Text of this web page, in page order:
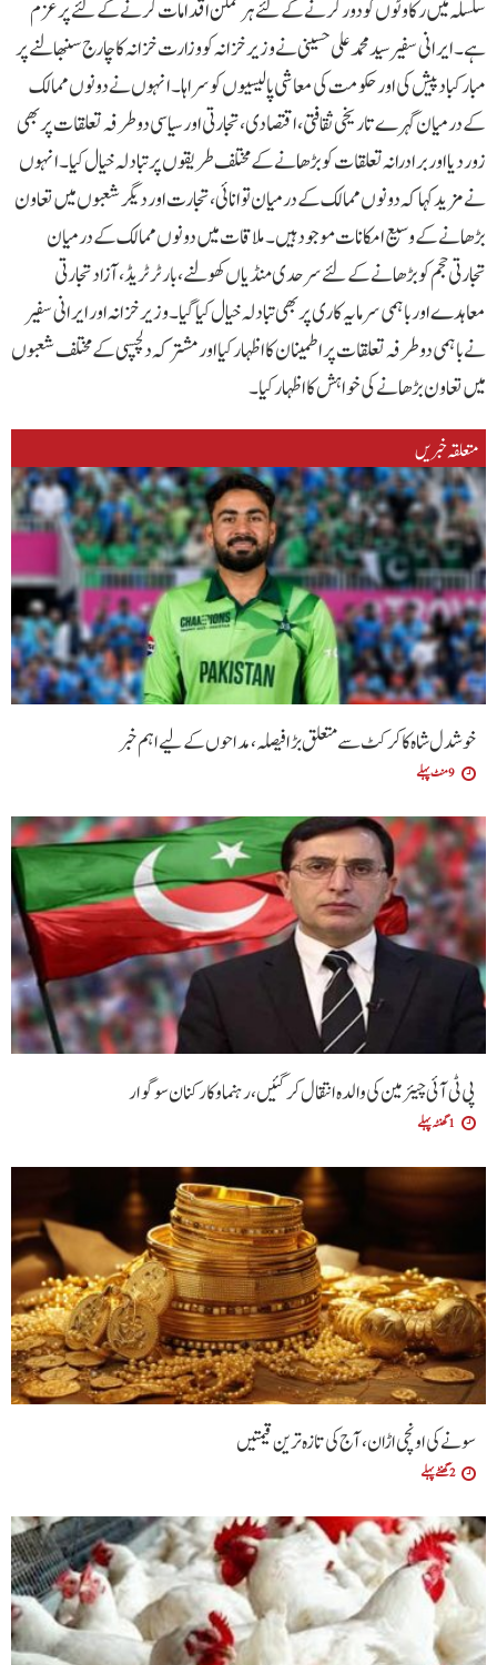
سلسلہ میں رکاوٹوں کو دور کرنے کے لئے ہر ممکن اقدامات کرنے کے لئے پرعزم
ہے۔ایرانی سفیر سید محمد علی حسینی نے وزیر خزانہ کو وزارت خزانہ کا چارج سنبھالنے پر
مبارکباد پیش کی اور حکومت کی معاشی پالیسیوں کو سراہا۔ انہوں نے دونوں ممالک
کے درمیان گہرے تاریخی ثقافتی، اقتصادی، تجارتی اور سیاسی دوطرفہ تعلقات پر بھی
زور دیا اور برادرانہ تعلقات کو بڑھانے کے مختلف طریقوں پر تبادلہ خیال کیا۔ انہوں
نے مزید کہا کہ دونوں ممالک کے درمیان توانائی، تجارت اور دیگر شعبوں میں تعاون
بڑھانے کے وسیع امکانات موجود ہیں۔ ملاقات میں دونوں ممالک کے درمیان
تجارتی حجم کو بڑھانے کے لئے سرحدی منڈیاں کھولنے، بارٹر ٹریڈ، آزاد تجارتی
معاہدے اور باہمی سرمایہ کاری پر بھی تبادلہ خیال کیا گیا۔ وزیر خزانہ اور ایرانی سفیر
نے باہمی دوطرفہ تعلقات پر اطمینان کا اظہار کیا اور مشترکہ دلچسپی کے مختلف شعبوں
میں تعاون بڑھانے کی خواہش کا اظہار کیا۔
متعلقہ خبریں
خوشدل شاہ کا کرکٹ سے متعلق بڑا فیصلہ، مداحوں کے لیے اہم خبر
9 منٹ پہلے
پی ٹی آئی چیئرمین کی والدہ انتقال کرگئیں، رہنما و کارکنان سوگوار
1 گھنٹہ پہلے
سونے کی اونچی اڑان، آج کی تازہ ترین قیمتیں
2 گھنٹے پہلے